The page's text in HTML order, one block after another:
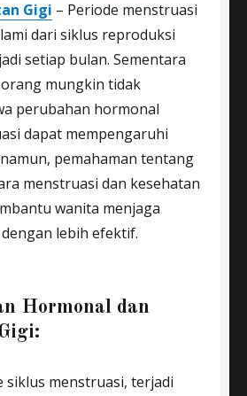
Gigi – Periode menstruasi
dari siklus reproduksi
setiap bulan. Sementara
mungkin tidak
perubahan hormonal
dapat mempengaruhi
pemahaman tentang
menstruasi dan kesehatan
wanita menjaga
lebih efektif.
Hormonal dan
siklus menstruasi, terjadi